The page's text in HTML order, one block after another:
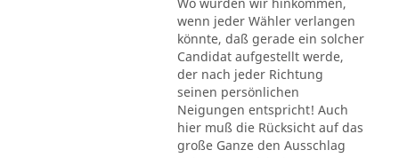
wenn jeder Wähler verlangen
könnte, daß gerade ein solcher
Candidat aufgestellt werde,
der nach jeder Richtung
seinen persönlichen
Neigungen entspricht! Auch
hier muß die Rücksicht auf das
große Ganze den Ausschlag